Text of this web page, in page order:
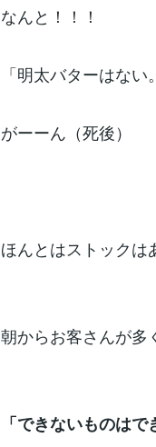
なんと！！！
「明太バターはな
がーーん（死後）
ほんとはストックは
朝からお客さんが多
「できないものはで